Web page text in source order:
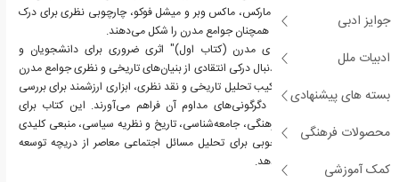
جوایز ادبی
ادبیات ملل
بسته های پیشنهادی
محصولات فرهنگی
کمک آموزشی
نظریه‌پردازانی مانند کارل مارکس، ماکس وبر و میشل فوکو، چارچوبی نظری برای درک
نیروهایی ارائه می‌دهد که همچنان جوامع مدرن را شکل می‌دهند.
"درآمدی بر فهم جامعه ی مدرن (کتاب اول)" اثری ضروری برای دانشجویان و
پژوهشگرانی است که به دنبال درکی انتقادی از بنیان‌های تاریخی و نظری جوامع مدرن
هستند. گیبن و هال، با ترکیب تحلیل تاریخی و نقد نظری، ابزاری ارزشمند برای بررسی
پیچیدگی‌های مدرنیته و دگرگونی‌های مداوم آن فراهم می‌آورند. این کتاب برای
علاقه‌مندان به مطالعات فرهنگی، جامعه‌شناسی، تاریخ و نظریه سیاسی، منبعی کلیدی
محسوب می‌شود و چارچوبی برای تحلیل مسائل اجتماعی معاصر از دریچه توسعه
تاریخی مدرنیته ارائه می‌دهد.